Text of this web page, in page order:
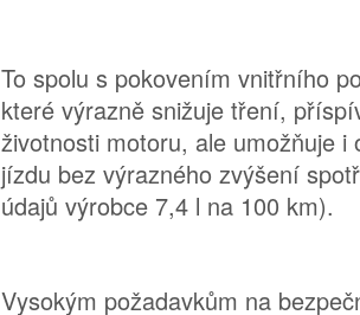
To spolu s pokovením vnitřního
které výrazně snižuje tření,
životnosti motoru, ale umožňuje
jízdu bez výrazného zvýšení
údajů výrobce 7,4 l na 100 km).
Vysokým požadavkům na